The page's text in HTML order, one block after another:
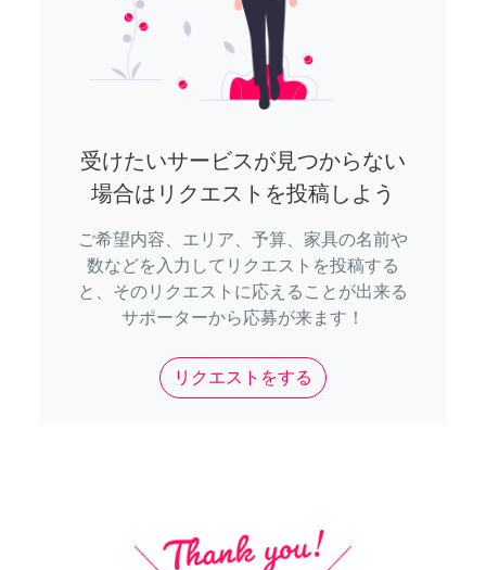
受けたいサービスが見つからない
場合はリクエストを投稿しよう
ご希望内容、エリア、予算、家具の名前や
数などを入力してリクエストを投稿する
と、そのリクエストに応えることが出来る
サポーターから応募が来ます！
リクエストをする